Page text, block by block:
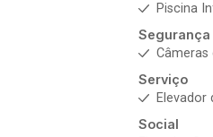
Piscina
Segurança
Câmeras
Serviço
Elevador
Social